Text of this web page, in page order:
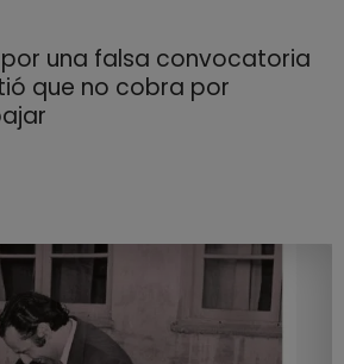
una falsa convocatoria
que no cobra por